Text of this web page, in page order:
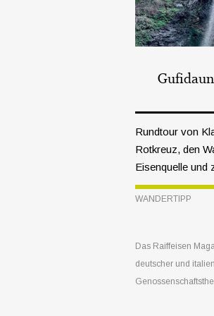
Rundtour von
Rotkreuz, den
Eisenquelle und
Rundweg.
WANDERTIPP
Das Raiffeisen
deutscher und